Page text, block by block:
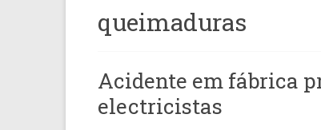
queimaduras
Acidente em fábrica
electricistas